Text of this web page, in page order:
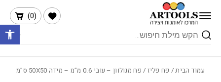
Skip to Content
Products
search
(
0
)
הרשימה שלי
עמוד הבית/ פח פליז / פח מגולוון – עובי 0.6 מ”מ – מידה 50X50 ס”מ
בחזרה למעלה